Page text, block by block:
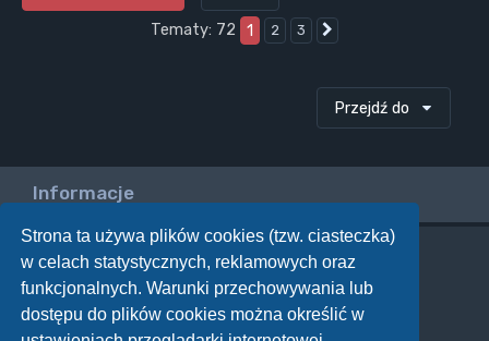
Strona ta używa plików cookies (tzw. ciasteczka)
w celach statystycznych, reklamowych oraz
funkcjonalnych. Warunki przechowywania lub
dostępu do plików cookies można określić w
Tematy: 72
1 2 3
Przejdź do
Informacje
Twoje uprawnienia na tym forum
Nie możesztworzyć nowych tematów
Nie możeszodpowiadać w tematach